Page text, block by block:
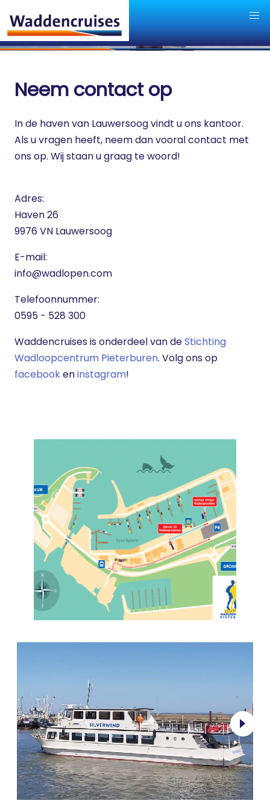
Neem contact op
In de haven van Lauwersoog vindt u ons kantoor.
Als u vragen heeft, neem dan vooral contact met
ons op. Wij staan u graag te woord!
Adres:
Haven 26
9976 VN Lauwersoog
E-mail:
info@wadlopen.com
Telefoonnummer:
0595 - 528 300
Waddencruises is onderdeel van deStichting
Wadloopcentrum Pieterburen. Volg ons op
facebookeninstagram!